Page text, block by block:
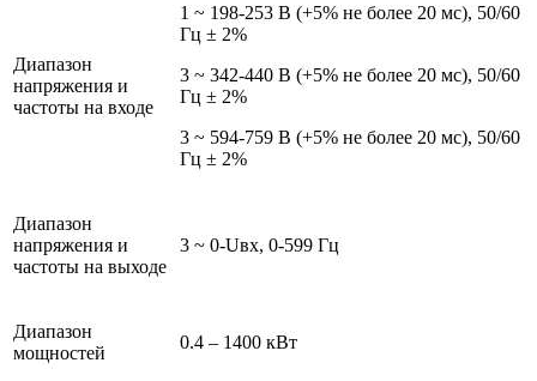
Диапазон
напряжения и
частоты на входе
1 ~ 198-253 В (+5% не более 20 мс), 50/60
Гц ± 2%
3 ~ 342-440 В (+5% не более 20 мс), 50/60
Гц ± 2%
3 ~ 594-759 В (+5% не более 20 мс), 50/60
Гц ± 2%
Диапазон
напряжения и
частоты на выходе
3 ~ 0-Uвх, 0-599 Гц
Диапазон
мощностей
0.4 – 1400 кВт